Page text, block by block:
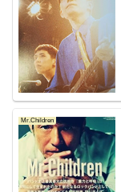
Mr.Children